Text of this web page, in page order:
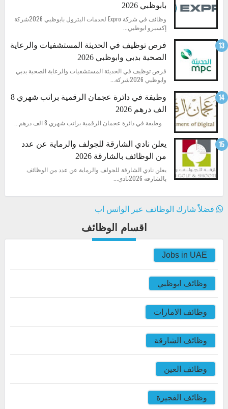
بابوظبي 2026
وظائف في شركة Expro لخدمات البترول بابوظبي 2026شركة
إكسبرو ابوظبي...
فرص توظيف في الحديثة المستشفيات والرعاية
الصحية بدبي وابوظبي 2026
فرص توظيف في الحديثة المستشفيات والرعاية الصحية بدبي
وابوظبي 2026شركة...
وظيفة في دائرة عجمان الرقمية براتب شهري 8
الف درهم 2026
وظيفة في دائرة عجمان الرقمية براتب شهري 8 الف درهم...
يعلن نادي الشارقة للجولف والرماية عن عدد
من الوظائف بالشارقة 2026
يعلن نادي الشارقة للجولف والرماية عن عدد من الوظائف
بالشارقة 2026نادي...
فضلاً شارك الوظائف عبر الواتس اب
اقسام الوظائف
Jobs in UAE
وظائف ابوظبي
وظائف الامارات
وظائف الشارقة
وظائف العين
وظائف الفجيرة